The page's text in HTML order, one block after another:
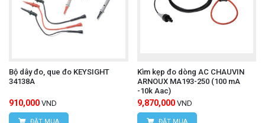
Bộ dây đo, que đo KEYSIGHT
34138A
910,000 VND
ĐẶT MUA
Kìm kẹp đo dòng AC CHAUVIN
ARNOUX MA193-250 (100 mA
-10k Aac)
9,870,000 VND
ĐẶT MUA